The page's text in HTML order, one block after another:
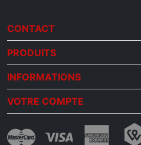
CONTACT
PRODUITS
INFORMATIONS
VOTRE COMPTE